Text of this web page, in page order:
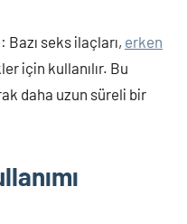
seks ilaçları, erken
için kullanılır. Bu
daha uzun süreli bir